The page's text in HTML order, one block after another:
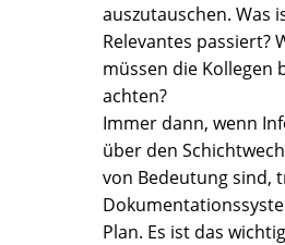
auszutauschen. Was
Relevantes passiert?
müssen die Kollegen
achten?
Immer dann, wenn
über den
von Bedeutung sind,
Plan. Es ist das